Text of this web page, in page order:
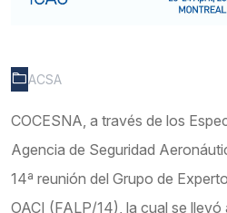
ACSA
COCESNA, a través de los
Agencia de Seguridad
14ª reunión del Grupo de
OACI (FALP/14), la cual se